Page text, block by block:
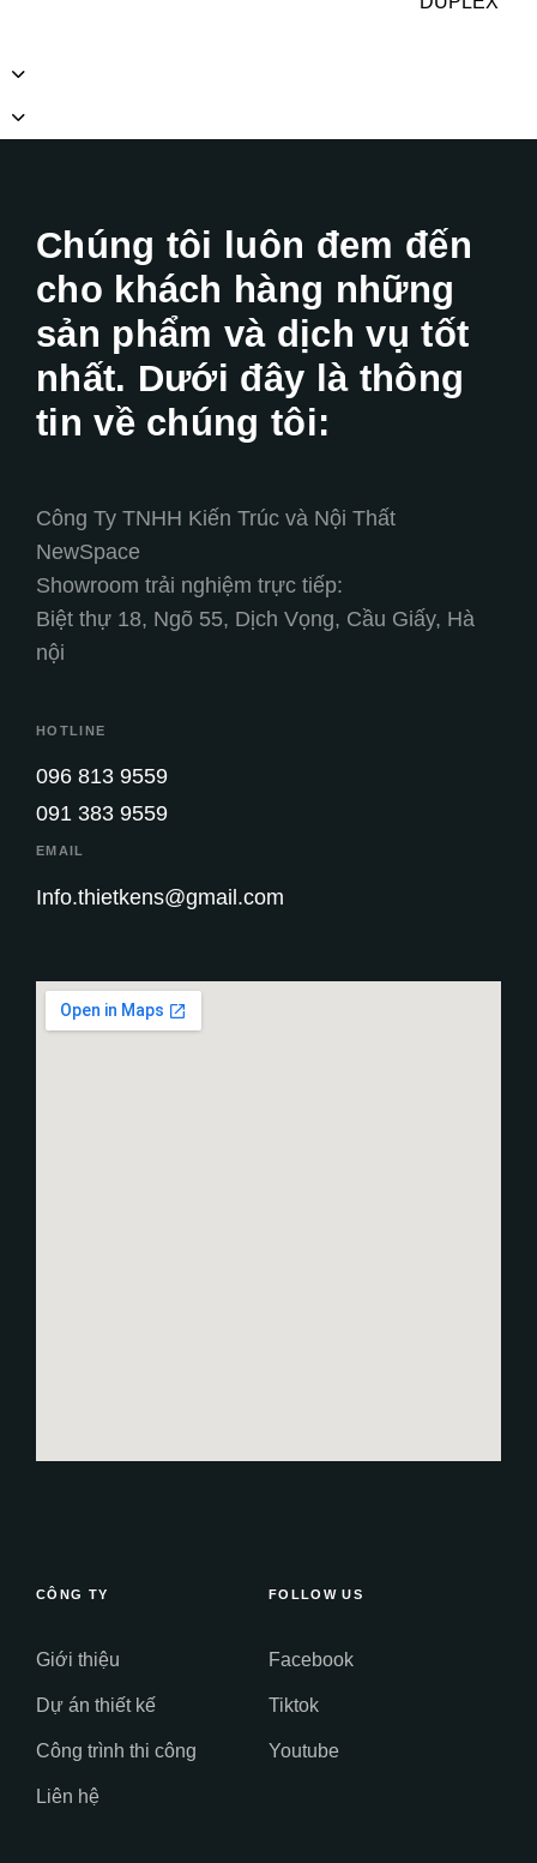
Chúng tôi luôn đem đến
cho khách hàng những
sản phẩm và dịch vụ tốt
nhất. Dưới đây là thông
tin về chúng tôi:
Công Ty TNHH Kiến Trúc và Nội Thất
NewSpace
Showroom trải nghiệm trực tiếp:
Biệt thự 18, Ngõ 55, Dịch Vọng, Cầu Giấy, Hà
nội
HOTLINE
096 813 9559
091 383 9559
EMAIL
Info.thietkens@gmail.com
CÔNG TY
Giới thiệu
Dự án thiết kế
Công trình thi công
Liên hệ
FOLLOW US
Facebook
Tiktok
Youtube